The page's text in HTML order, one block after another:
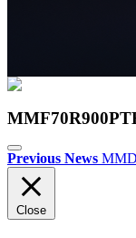
Previous News
Close